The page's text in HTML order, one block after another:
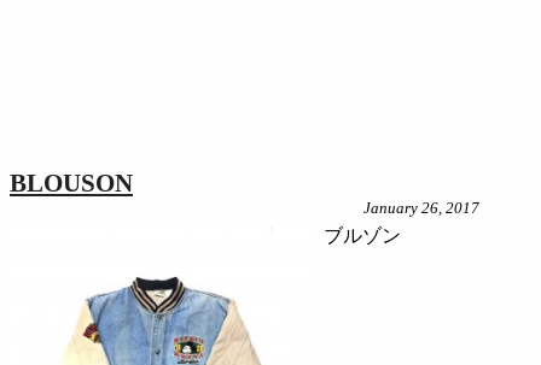
BLOUSON
January 26, 2017
ブルゾン